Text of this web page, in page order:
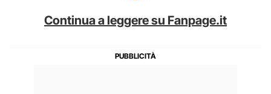
Continua a leggere su Fanpage.it